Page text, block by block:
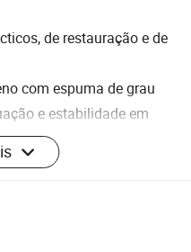
de restauração e de
com espuma de grau
e estabilidade em
devido a um pequeno
longitudinal
de baixo